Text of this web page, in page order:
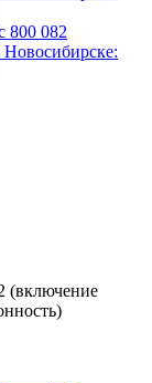
(включение